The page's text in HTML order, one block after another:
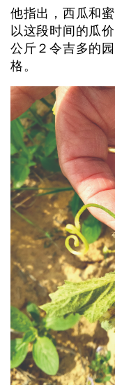
他指出，西瓜和
以这段时间的瓜
公斤２令吉多的
格。